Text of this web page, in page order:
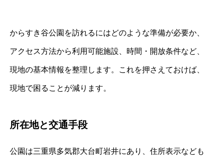
からすき谷公園を訪れるにはどのような準備が必要か、
アクセス方法から利用可能施設、時間・開放条件など、
現地の基本情報を整理します。これを押さえておけば、
現地で困ることが減ります。
所在地と交通手段
公園は三重県多気郡大台町岩井にあり、住所表示なども